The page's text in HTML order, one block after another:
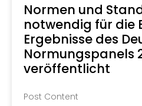
Normen und
notwendig für die
Ergebnisse des
Normungspanels
veröffentlicht
Post Content